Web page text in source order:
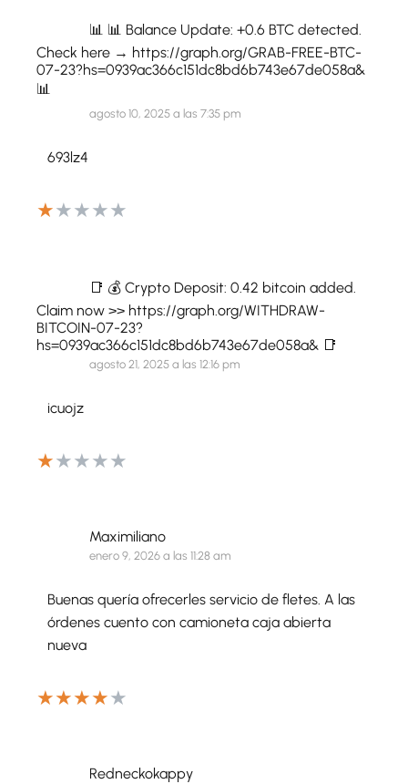
📊 📊 Balance Update: +0.6 BTC detected.
Check here → https://graph.org/GRAB-FREE-BTC-
07-23?hs=0939ac366c151dc8bd6b743e67de058a&
📊
agosto 10, 2025 a las 7:35 pm
693lz4
★★★★★
📑 💰 Crypto Deposit: 0.42 bitcoin added.
Claim now >> https://graph.org/WITHDRAW-
BITCOIN-07-23?
hs=0939ac366c151dc8bd6b743e67de058a& 📑
agosto 21, 2025 a las 12:16 pm
icuojz
★★★★★
Maximiliano
enero 9, 2026 a las 11:28 am
Buenas quería ofrecerles servicio de fletes. A las
órdenes cuento con camioneta caja abierta
nueva
★★★★★
Redneckokappy